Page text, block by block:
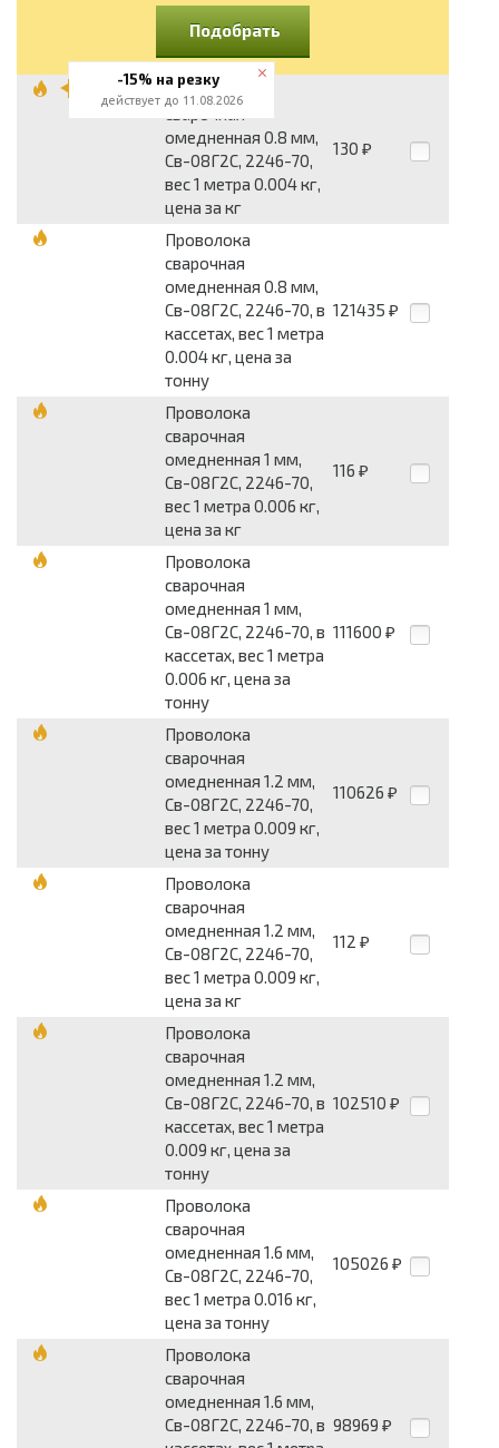
Подобрать
Проволока
сварочная
омедненная 0.8 мм,
Св-08Г2С, 2246-70,
вес 1 метра 0.004 кг,
цена за кг
130 ₽
Проволока
сварочная
омедненная 0.8 мм,
Св-08Г2С, 2246-70, в
кассетах, вес 1 метра
0.004 кг, цена за
тонну
121435 ₽
Проволока
сварочная
омедненная 1 мм,
Св-08Г2С, 2246-70,
вес 1 метра 0.006 кг,
цена за кг
116 ₽
Проволока
сварочная
омедненная 1 мм,
Св-08Г2С, 2246-70, в
кассетах, вес 1 метра
0.006 кг, цена за
тонну
111600 ₽
Проволока
сварочная
омедненная 1.2 мм,
Св-08Г2С, 2246-70,
вес 1 метра 0.009 кг,
цена за тонну
110626 ₽
Проволока
сварочная
омедненная 1.2 мм,
Св-08Г2С, 2246-70,
вес 1 метра 0.009 кг,
цена за кг
112 ₽
Проволока
сварочная
омедненная 1.2 мм,
Св-08Г2С, 2246-70, в
кассетах, вес 1 метра
0.009 кг, цена за
тонну
102510 ₽
Проволока
сварочная
омедненная 1.6 мм,
Св-08Г2С, 2246-70,
вес 1 метра 0.016 кг,
цена за тонну
105026 ₽
Проволока
сварочная
омедненная 1.6 мм,
Св-08Г2С, 2246-70, в 98969 ₽
-15% на резку
действует до 11.08.2026